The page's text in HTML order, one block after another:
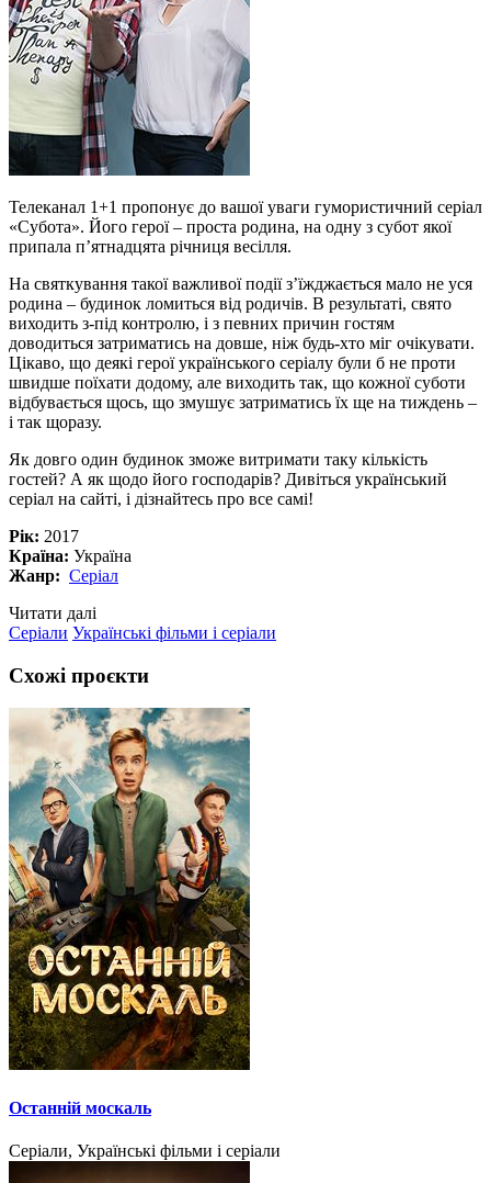
Телеканал 1+1 пропонує до вашої уваги гумористичний серіал
«Субота». Його герої – проста родина, на одну з субот якої
припала п’ятнадцята річниця весілля.
На святкування такої важливої події з’їжджається мало не уся
родина – будинок ломиться від родичів. В результаті, свято
виходить з-під контролю, і з певних причин гостям
доводиться затриматись на довше, ніж будь-хто міг очікувати.
Цікаво, що деякі герої українського серіалу були б не проти
швидше поїхати додому, але виходить так, що кожної суботи
відбувається щось, що змушує затриматись їх ще на тиждень –
і так щоразу.
Як довго один будинок зможе витримати таку кількість
гостей? А як щодо його господарів? Дивіться український
серіал на сайті, і дізнайтесь про все самі!
Рік: 2017
Країна: Україна
Жанр: Серіал
Читати далі
Серіали Українські фільми і серіали
Схожі проєкти
Останній москаль
Серіали, Українські фільми і серіали